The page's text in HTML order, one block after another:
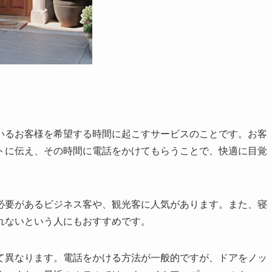
お客様を希望する時間に起こすサービスのことです。お客
伝え、その時間に電話をかけてもらうことで、快適に目覚
があるビジネス客や、観光客に人気があります。また、寝
いという人にもおすすめです。
なります。電話をかける方法が一般的ですが、ドアをノッ